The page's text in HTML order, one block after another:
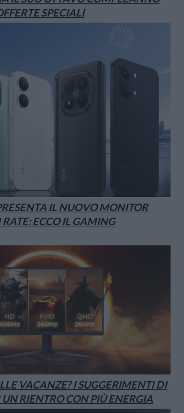
SPECIALI
IL NUOVO MONITOR
RATE: ECCO IL GAMING
VACANZE? I SUGGERIMENTI DI
UN RIENTRO CON PIÙ ENERGIA